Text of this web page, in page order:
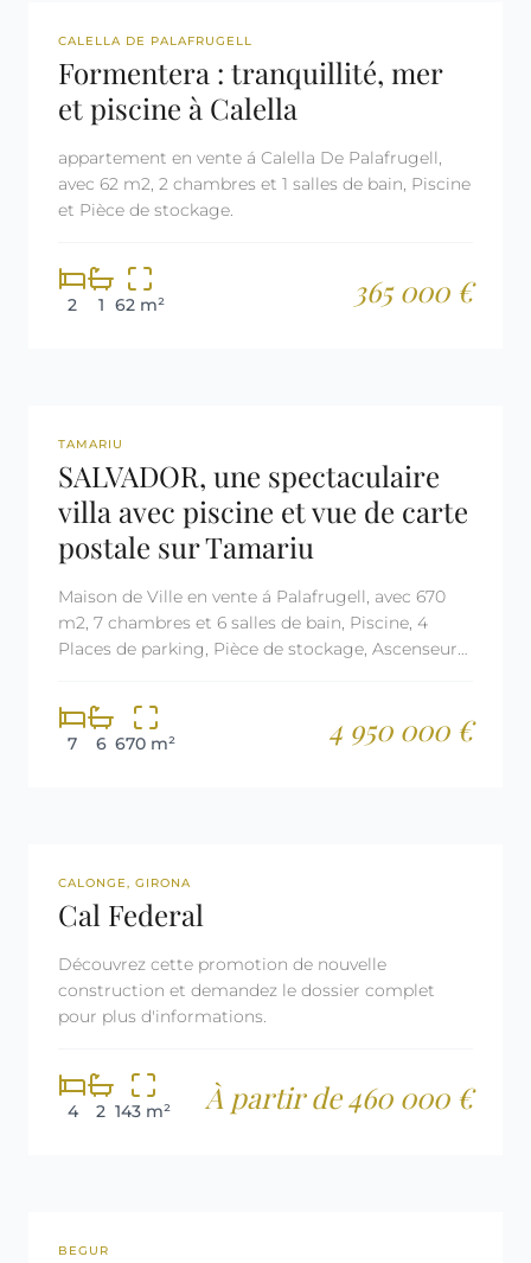
REF: 2699 LICENCE TOURISTIQUE
CALELLA DE PALAFRUGELL
Formentera : tranquillité, mer
et piscine à Calella
appartement en vente á Calella De Palafrugell,
avec 62 m2, 2 chambres et 1 salles de bain, Piscine
et Pièce de stockage.
2 1 62 m² 365 000 €
REF: 3030
TAMARIU
SALVADOR, une spectaculaire
villa avec piscine et vue de carte
postale sur Tamariu
Maison de Ville en vente á Palafrugell, avec 670
m2, 7 chambres et 6 salles de bain, Piscine, 4
Places de parking, Pièce de stockage, Ascenseur
7 6 670 m² 4 950 000 €
NOUVELLE CONSTRUCTION
CALONGE, GIRONA
Cal Federal
Découvrez cette promotion de nouvelle
construction et demandez le dossier complet
pour plus d'informations.
4 2 143 m² À partir de 460 000 €
REF: 3071
BEGUR